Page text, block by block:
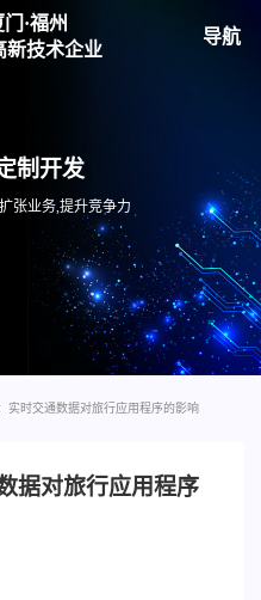
门·福州
新技术企业
导航
制开发
张业务,提升竞争力
实时交通数据对旅行应用程序的影响
据对旅行应用程序